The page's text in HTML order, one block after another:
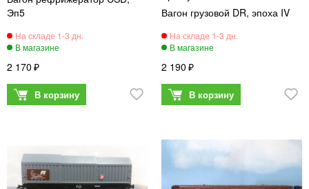
Эп5
2 170
Вагон грузовой DR, эпоха IV
2 190